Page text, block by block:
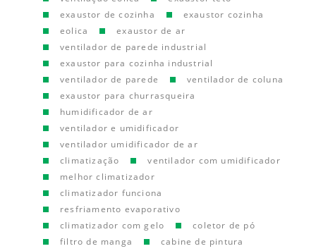
exaustor de cozinha
exaustor cozinha
eolica
exaustor de ar
ventilador de parede industrial
exaustor para cozinha industrial
ventilador de parede
ventilador de coluna
exaustor para churrasqueira
humidificador de ar
ventilador e umidificador
ventilador umidificador de ar
climatização
ventilador com umidificador
melhor climatizador
climatizador funciona
resfriamento evaporativo
climatizador com gelo
coletor de pó
filtro de manga
cabine de pintura